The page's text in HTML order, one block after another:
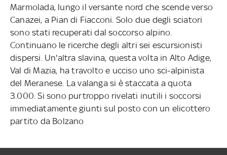
Marmolada, lungo il versante nord che scende verso
Canazei, a Pian di Fiacconi. Solo due degli sciatori
sono stati recuperati dal soccorso alpino.
Continuano le ricerche degli altri sei escursionisti
dispersi. Un'altra slavina, questa volta in Alto Adige,
Val di Mazia, ha travolto e ucciso uno sci-alpinista
del Meranese. La valanga si è staccata a quota
3.000. Si sono purtroppo rivelati inutili i soccorsi
immediatamente giunti sul posto con un elicottero
partito da Bolzano